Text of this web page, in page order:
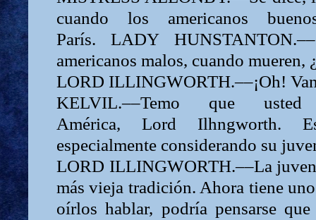
cuando los americanos
París.LADY
americanos malos, cuando mueren,
LORD ILLINGWORTH.––¡Oh!
KELVIL.––Temo que
América, Lord Ilhngworth.
especialmente considerando su
LORD ILLINGWORTH.––La
más vieja tradición. Ahora tiene
oírlos hablar, podría pensarse